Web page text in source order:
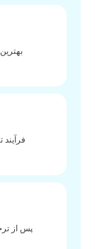
پس از